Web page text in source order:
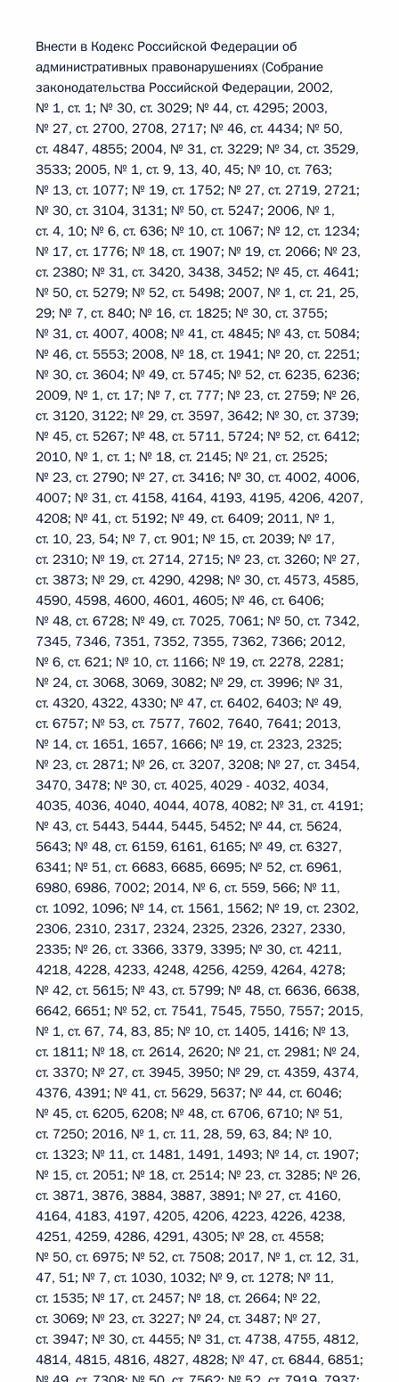
Внести в Кодекс Российской Федерации об
административных правонарушениях (Собрание
законодательства Российской Федерации, 2002,
№ 1, ст. 1; № 30, ст. 3029; № 44, ст. 4295; 2003,
№ 27, ст. 2700, 2708, 2717; № 46, ст. 4434; № 50,
ст. 4847, 4855; 2004, № 31, ст. 3229; № 34, ст. 3529,
3533; 2005, № 1, ст. 9, 13, 40, 45; № 10, ст. 763;
№ 13, ст. 1077; № 19, ст. 1752; № 27, ст. 2719, 2721;
№ 30, ст. 3104, 3131; № 50, ст. 5247; 2006, № 1,
ст. 4, 10; № 6, ст. 636; № 10, ст. 1067; № 12, ст. 1234;
№ 17, ст. 1776; № 18, ст. 1907; № 19, ст. 2066; № 23,
ст. 2380; № 31, ст. 3420, 3438, 3452; № 45, ст. 4641;
№ 50, ст. 5279; № 52, ст. 5498; 2007, № 1, ст. 21, 25,
29; № 7, ст. 840; № 16, ст. 1825; № 30, ст. 3755;
№ 31, ст. 4007, 4008; № 41, ст. 4845; № 43, ст. 5084;
№ 46, ст. 5553; 2008, № 18, ст. 1941; № 20, ст. 2251;
№ 30, ст. 3604; № 49, ст. 5745; № 52, ст. 6235, 6236;
2009, № 1, ст. 17; № 7, ст. 777; № 23, ст. 2759; № 26,
ст. 3120, 3122; № 29, ст. 3597, 3642; № 30, ст. 3739;
№ 45, ст. 5267; № 48, ст. 5711, 5724; № 52, ст. 6412;
2010, № 1, ст. 1; № 18, ст. 2145; № 21, ст. 2525;
№ 23, ст. 2790; № 27, ст. 3416; № 30, ст. 4002, 4006,
4007; № 31, ст. 4158, 4164, 4193, 4195, 4206, 4207,
4208; № 41, ст. 5192; № 49, ст. 6409; 2011, № 1,
ст. 10, 23, 54; № 7, ст. 901; № 15, ст. 2039; № 17,
ст. 2310; № 19, ст. 2714, 2715; № 23, ст. 3260; № 27,
ст. 3873; № 29, ст. 4290, 4298; № 30, ст. 4573, 4585,
4590, 4598, 4600, 4601, 4605; № 46, ст. 6406;
№ 48, ст. 6728; № 49, ст. 7025, 7061; № 50, ст. 7342,
7345, 7346, 7351, 7352, 7355, 7362, 7366; 2012,
№ 6, ст. 621; № 10, ст. 1166; № 19, ст. 2278, 2281;
№ 24, ст. 3068, 3069, 3082; № 29, ст. 3996; № 31,
ст. 4320, 4322, 4330; № 47, ст. 6402, 6403; № 49,
ст. 6757; № 53, ст. 7577, 7602, 7640, 7641; 2013,
№ 14, ст. 1651, 1657, 1666; № 19, ст. 2323, 2325;
№ 23, ст. 2871; № 26, ст. 3207, 3208; № 27, ст. 3454,
3470, 3478; № 30, ст. 4025, 4029 - 4032, 4034,
4035, 4036, 4040, 4044, 4078, 4082; № 31, ст. 4191;
№ 43, ст. 5443, 5444, 5445, 5452; № 44, ст. 5624,
5643; № 48, ст. 6159, 6161, 6165; № 49, ст. 6327,
6341; № 51, ст. 6683, 6685, 6695; № 52, ст. 6961,
6980, 6986, 7002; 2014, № 6, ст. 559, 566; № 11,
ст. 1092, 1096; № 14, ст. 1561, 1562; № 19, ст. 2302,
2306, 2310, 2317, 2324, 2325, 2326, 2327, 2330,
2335; № 26, ст. 3366, 3379, 3395; № 30, ст. 4211,
4218, 4228, 4233, 4248, 4256, 4259, 4264, 4278;
№ 42, ст. 5615; № 43, ст. 5799; № 48, ст. 6636, 6638,
6642, 6651; № 52, ст. 7541, 7545, 7550, 7557; 2015,
№ 1, ст. 67, 74, 83, 85; № 10, ст. 1405, 1416; № 13,
ст. 1811; № 18, ст. 2614, 2620; № 21, ст. 2981; № 24,
ст. 3370; № 27, ст. 3945, 3950; № 29, ст. 4359, 4374,
4376, 4391; № 41, ст. 5629, 5637; № 44, ст. 6046;
№ 45, ст. 6205, 6208; № 48, ст. 6706, 6710; № 51,
ст. 7250; 2016, № 1, ст. 11, 28, 59, 63, 84; № 10,
ст. 1323; № 11, ст. 1481, 1491, 1493; № 14, ст. 1907;
№ 15, ст. 2051; № 18, ст. 2514; № 23, ст. 3285; № 26,
ст. 3871, 3876, 3884, 3887, 3891; № 27, ст. 4160,
4164, 4183, 4197, 4205, 4206, 4223, 4226, 4238,
4251, 4259, 4286, 4291, 4305; № 28, ст. 4558;
№ 50, ст. 6975; № 52, ст. 7508; 2017, № 1, ст. 12, 31,
47, 51; № 7, ст. 1030, 1032; № 9, ст. 1278; № 11,
ст. 1535; № 17, ст. 2457; № 18, ст. 2664; № 22,
ст. 3069; № 23, ст. 3227; № 24, ст. 3487; № 27,
ст. 3947; № 30, ст. 4455; № 31, ст. 4738, 4755, 4812,
4814, 4815, 4816, 4827, 4828; № 47, ст. 6844, 6851;